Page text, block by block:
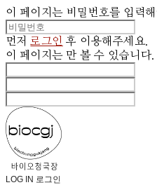
이 페이지는 비밀번호를 입력
먼저 로그인 후 이용해주세요.
이 페이지는만 볼 수 있습니다.
LOG IN 로그인